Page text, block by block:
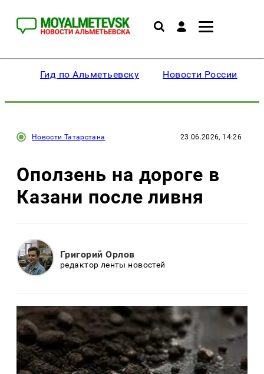
Гид по Альметьевску Новости России
Новости Татарстана 23.06.2026, 14:26
Оползень на дороге в
Казани после ливня
Григорий Орлов
редактор ленты новостей